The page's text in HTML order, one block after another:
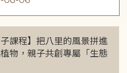
子課程】把八里的風景拼進
物，親子共創專屬「生態